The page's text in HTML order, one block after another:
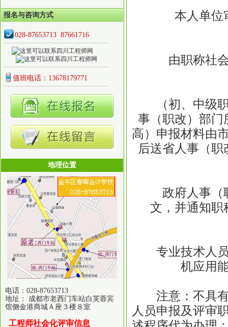
报名与咨询方式
028-87653713 87661716
值班电话：13678179771
地理位置
电话：028-87653713
地址： 成都市老西门车站白芙蓉宾
馆侧金港商城Ａ座３楼８室
工程师社会化评审信息
本人单位审
由职称社会
（初、中级职
事（职改）部门
高）申报材料由
后送省人事（
政府人事（职
文，并通知职
专业技术人员
机应用
注意：不具有
人员申报及评审